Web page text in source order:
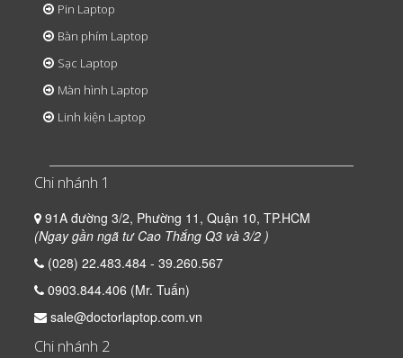
Pin Laptop
Bàn phím Laptop
Sạc Laptop
Màn hình Laptop
Linh kiện Laptop
Chi nhánh 1
91A đường 3/2, Phường 11, Quận 10, TP.HCM
(Ngay gần ngã tư Cao Thắng Q3 và 3/2 )
(028) 22.483.484 - 39.260.567
0903.844.406 (Mr. Tuấn)
sale@doctorlaptop.com.vn
Chi nhánh 2